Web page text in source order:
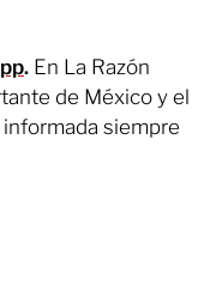
. En La Razón
de México y el
siempre